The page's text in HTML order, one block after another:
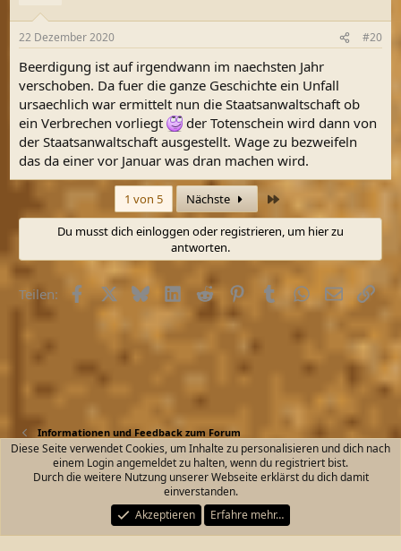
22 Dezember 2020 #20
Beerdigung ist auf irgendwann im naechsten Jahr
verschoben. Da fuer die ganze Geschichte ein Unfall
ursaechlich war ermittelt nun die Staatsanwaltschaft ob
ein Verbrechen vorliegt
der Totenschein wird dann von
der Staatsanwaltschaft ausgestellt. Wage zu bezweifeln
das da einer vor Januar was dran machen wird.
1 von 5 Nächste
Du musst dich einloggen oder registrieren, um hier zu
antworten.
Teilen: FacebookX (Twitter)
BlueskyLinkedIn
Reddit PinterestTumblrWhatsApp
E-MailLink
Informationen und Feedback zum Forum
Kontakt Nutzungsbedingungen
Datenschutz
Start
R
S
Community platform by XenForo® © 2010-2026 XenForo Ltd.
Diese Seite verwendet Cookies, um Inhalte zu personalisieren und dich nach
einem Login angemeldet zu halten, wenn du registriert bist.
Durch die weitere Nutzung unserer Webseite erklärst du dich damit
einverstanden.
Akzeptieren
Erfahre mehr…